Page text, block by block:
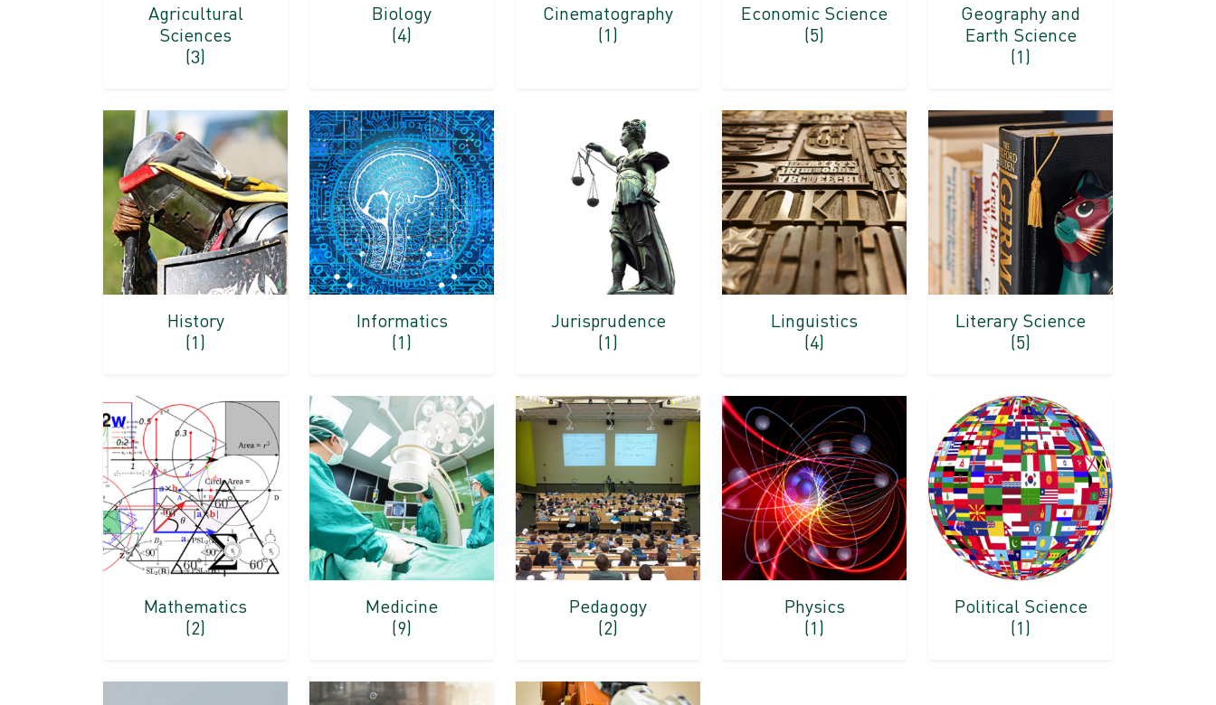
Agricultural
Sciences
(3)
Biology
(4)
Cinematography
(1)
Economic Science
(5)
Geography and
Earth Science
(1)
History
(1)
Informatics
(1)
Jurisprudence
(1)
Linguistics
(4)
Literary Science
(5)
Mathematics
(2)
Medicine
(9)
Pedagogy
(2)
Physics
(1)
Political Science
(1)